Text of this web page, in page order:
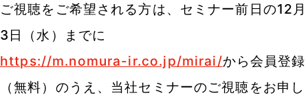
ご視聴をご希望される方は、セミナー前日の12月
3日（水）までに
https://m.nomura-ir.co.jp/mirai/から会員登録
（無料）のうえ、当社セミナーのご視聴をお申し